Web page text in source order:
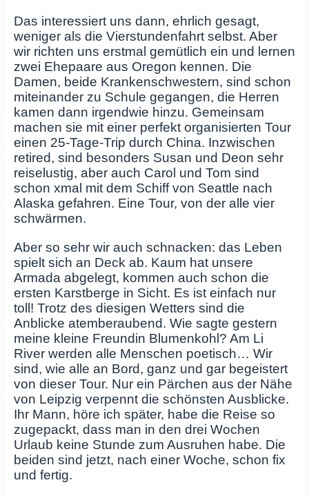
Das interessiert uns dann, ehrlich gesagt,
weniger als die Vierstundenfahrt selbst. Aber
wir richten uns erstmal gemütlich ein und lernen
zwei Ehepaare aus Oregon kennen. Die
Damen, beide Krankenschwestern, sind schon
miteinander zu Schule gegangen, die Herren
kamen dann irgendwie hinzu. Gemeinsam
machen sie mit einer perfekt organisierten Tour
einen 25-Tage-Trip durch China. Inzwischen
retired, sind besonders Susan und Deon sehr
reiselustig, aber auch Carol und Tom sind
schon xmal mit dem Schiff von Seattle nach
Alaska gefahren. Eine Tour, von der alle vier
schwärmen.
Aber so sehr wir auch schnacken: das Leben
spielt sich an Deck ab. Kaum hat unsere
Armada abgelegt, kommen auch schon die
ersten Karstberge in Sicht. Es ist einfach nur
toll! Trotz des diesigen Wetters sind die
Anblicke atemberaubend. Wie sagte gestern
meine kleine Freundin Blumenkohl? Am Li
River werden alle Menschen poetisch… Wir
sind, wie alle an Bord, ganz und gar begeistert
von dieser Tour. Nur ein Pärchen aus der Nähe
von Leipzig verpennt die schönsten Ausblicke.
Ihr Mann, höre ich später, habe die Reise so
zugepackt, dass man in den drei Wochen
Urlaub keine Stunde zum Ausruhen habe. Die
beiden sind jetzt, nach einer Woche, schon fix
und fertig.